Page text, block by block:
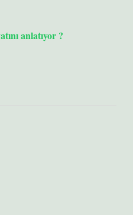
anlatıyor ?